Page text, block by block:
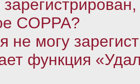
COPPA?
не могу
функция